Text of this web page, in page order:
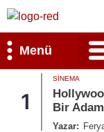
Menü
1
SINEMA
Bir
Yazar: